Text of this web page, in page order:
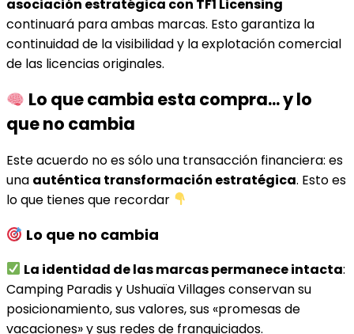
asociación estratégica con TF1 Licensing
continuará para ambas marcas. Esto garantiza la
continuidad de la visibilidad y la explotación comercial
de las licencias originales.
Lo que cambia esta compra... y lo
que no cambia
Este acuerdo no es sólo una transacción financiera: es
una auténtica transformación estratégica. Esto es
lo que tienes que recordar
Lo que no cambia
La identidad de las marcas permanece intacta:
Camping Paradis y Ushuaïa Villages conservan su
posicionamiento, sus valores, sus «promesas de
vacaciones» y sus redes de franquiciados.